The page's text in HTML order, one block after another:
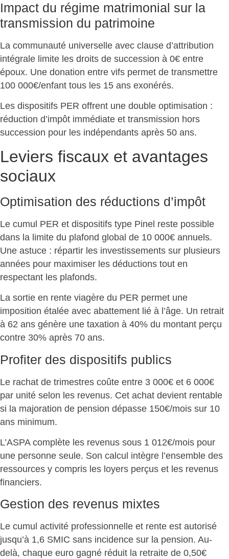
Impact du régime matrimonial sur la
transmission du patrimoine
La communauté universelle avec clause d’attribution
intégrale limite les droits de succession à 0€ entre
époux. Une donation entre vifs permet de transmettre
100 000€/enfant tous les 15 ans exonérés.
Les dispositifs PER offrent une double optimisation :
réduction d’impôt immédiate et transmission hors
succession pour les indépendants après 50 ans.
Leviers fiscaux et avantages
sociaux
Optimisation des réductions d’impôt
Le cumul PER et dispositifs type Pinel reste possible
dans la limite du plafond global de 10 000€ annuels.
Une astuce : répartir les investissements sur plusieurs
années pour maximiser les déductions tout en
respectant les plafonds.
La sortie en rente viagère du PER permet une
imposition étalée avec abattement lié à l’âge. Un retrait
à 62 ans génère une taxation à 40% du montant perçu
contre 30% après 70 ans.
Profiter des dispositifs publics
Le rachat de trimestres coûte entre 3 000€ et 6 000€
par unité selon les revenus. Cet achat devient rentable
si la majoration de pension dépasse 150€/mois sur 10
ans minimum.
L’ASPA complète les revenus sous 1 012€/mois pour
une personne seule. Son calcul intègre l’ensemble des
ressources y compris les loyers perçus et les revenus
financiers.
Gestion des revenus mixtes
Le cumul activité professionnelle et rente est autorisé
jusqu’à 1,6 SMIC sans incidence sur la pension. Au-
delà, chaque euro gagné réduit la retraite de 0,50€